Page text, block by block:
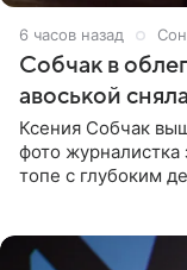
6 часов назад
Собчак в
авоськой
Ксения Собчак
фото
топе с глубоким